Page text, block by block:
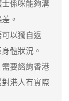
士係咪能夠溝
。
可以獨自返
體狀況。
需要諮詢香港
港人有實際